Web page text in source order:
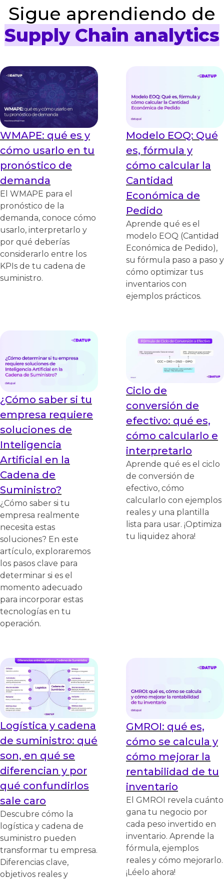
Sigue aprendiendo de
Supply Chain analytics
WMAPE: qué es y
cómo usarlo en tu
pronóstico de
demanda
El WMAPE para el
pronóstico de la
demanda, conoce cómo
usarlo, interpretarlo y
por qué deberías
considerarlo entre los
KPIs de tu cadena de
suministro.
Modelo EOQ: Qué
es, fórmula y
cómo calcular la
Cantidad
Económica de
Pedido
Aprende qué es el
modelo EOQ (Cantidad
Económica de Pedido),
su fórmula paso a paso y
cómo optimizar tus
inventarios con
ejemplos prácticos.
¿Cómo saber si tu
empresa requiere
soluciones de
Inteligencia
Artificial en la
Cadena de
Suministro?
¿Cómo saber si tu
empresa realmente
necesita estas
soluciones? En este
artículo, exploraremos
los pasos clave para
determinar si es el
momento adecuado
para incorporar estas
tecnologías en tu
operación.
Ciclo de
conversión de
efectivo: qué es,
cómo calcularlo e
interpretarlo
Aprende qué es el ciclo
de conversión de
efectivo, cómo
calcularlo con ejemplos
reales y una plantilla
lista para usar. ¡Optimiza
tu liquidez ahora!
Logística y cadena
de suministro: qué
son, en qué se
diferencian y por
qué confundirlos
sale caro
Descubre cómo la
logística y cadena de
suministro pueden
transformar tu empresa.
Diferencias clave,
objetivos reales y
GMROI: qué es,
cómo se calcula y
cómo mejorar la
rentabilidad de tu
inventario
El GMROI revela cuánto
gana tu negocio por
cada peso invertido en
inventario. Aprende la
fórmula, ejemplos
reales y cómo mejorarlo.
¡Léelo ahora!